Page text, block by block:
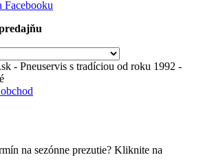
- Pneuservis s tradíciou od roku 1992 -
na sezónne prezutie? Kliknite na